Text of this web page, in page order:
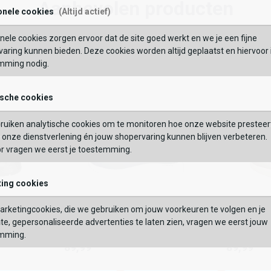
AAN WINKELTAS
op postcode of gebruik jouw locatie om de voorraad in een van onze
te bekijken.
Aanbevolen producten
Skechers
89,99
Wishlist
Skechers
Slip-Ins: Go Walk Flex
89,99
Wishlist
Skechers
Slip-Ins: Go
89,99
Slip-Ins:
89,99
BEKIJK
Vaak samen gekocht met
cookies (Altijd actief)
cookies zorgen ervoor dat de site goed werkt en we je een fijne
kunnen bieden. Deze cookies worden altijd geplaatst en hiervoor
nodig.
cookies
analytische cookies om te monitoren hoe onze website
dienstverlening én jouw shopervaring kunnen blijven verbeteren.
vragen we eerst je toestemming.
cookies
die we gebruiken om jouw voorkeuren te volgen en je
gepersonaliseerde advertenties te laten zien, vragen we eerst jouw